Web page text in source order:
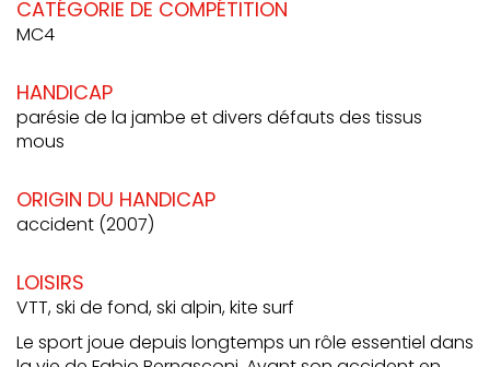
CATÉGORIE DE COMPÉTITION
MC4
HANDICAP
parésie de la jambe et divers défauts des tissus
mous
ORIGIN DU HANDICAP
accident (2007)
LOISIRS
VTT, ski de fond, ski alpin, kite surf
Le sport joue depuis longtemps un rôle essentiel dans